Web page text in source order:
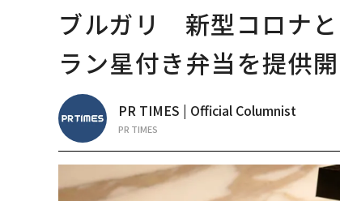
ブルガリ 新型コロナ
ラン星付き弁当を提供
PR TIMES | Official Columnist
PR TIMES